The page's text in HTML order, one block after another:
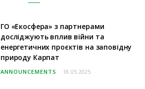
ГО «Екосфера» з партнерами
досліджують вплив війни та
енергетичних проєктів на заповідну
природу Карпат
ANNOUNCEMENTS 18.05.2025